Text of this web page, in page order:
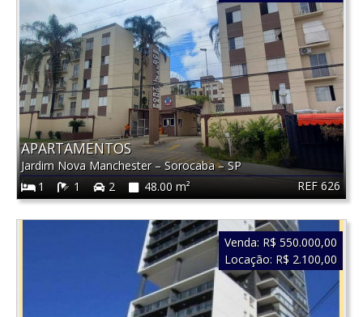
REF 626
APARTAMENTOS
Jardim Nova Manchester–Sorocaba–SP
1
1 2 48.00 m²
Venda: R$ 550.000,00
Locação: R$ 2.100,00